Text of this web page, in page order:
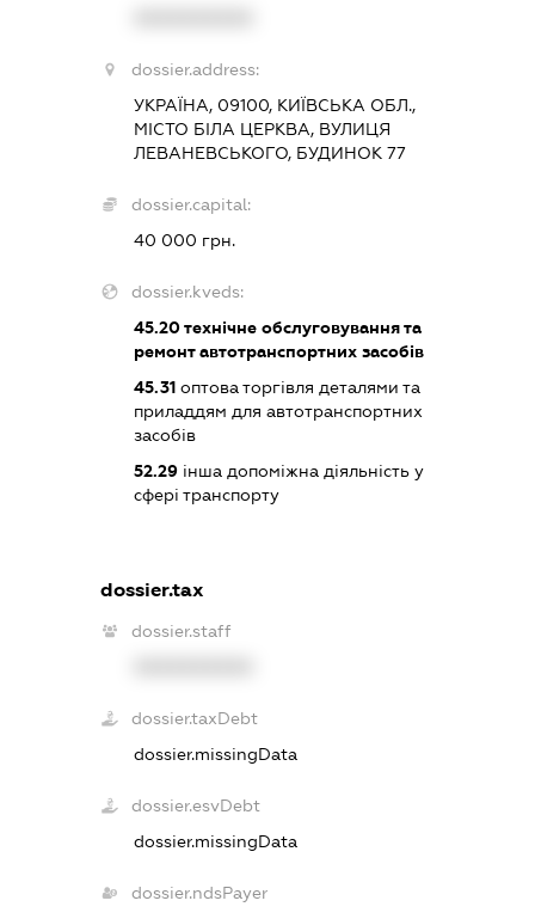
dossier.address:
УКРАЇНА, 09100, КИЇВСЬКА ОБЛ.,
МІСТО БІЛА ЦЕРКВА, ВУЛИЦЯ
ЛЕВАНЕВСЬКОГО, БУДИНОК 77
dossier.capital:
40 000 грн.
dossier.kveds:
45.20технічне обслуговування та
ремонт автотранспортних засобів
45.31 оптова торгівля деталями та
приладдям для автотранспортних
засобів
52.29 інша допоміжна діяльність у
сфері транспорту
dossier.tax
dossier.staff
dossier.taxDebt
dossier.missingData
dossier.esvDebt
dossier.missingData
dossier.ndsPayer